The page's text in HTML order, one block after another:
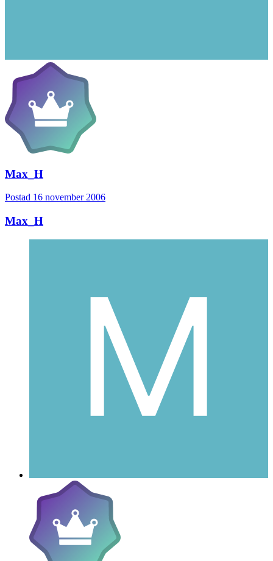
Max_H
Postad 16 november 2006
Max_H